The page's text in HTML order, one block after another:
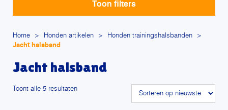
Toon filters
Home > Honden artikelen > Honden trainingshalsbanden
>
Jacht halsband
Jacht halsband
Toont alle 5 resultatenGesorteerd